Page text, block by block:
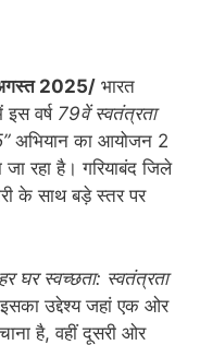
अगस्त 2025/ भारत
वर्ष 79वें स्वतंत्रता
अभियान का आयोजन 2
रहा है। गरियाबंद जिले
के साथ बड़े स्तर पर
घर स्वच्छता: स्वतंत्रता
उद्देश्य जहां एक ओर
है, वहीं दूसरी ओर